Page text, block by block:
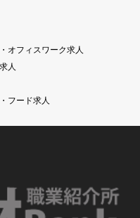
オフィスワーク求人
人
フード求人